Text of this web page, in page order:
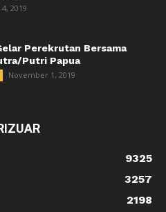
2019
Perekrutan Bersama
Putri Papua
November 1, 2019
9325
3257
2198